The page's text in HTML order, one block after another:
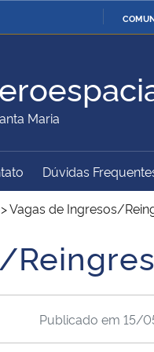
Ministério da Defesa
Ministério da Cidadania
Ministério do
Desenvolvimento Regional
Advocacia-Geral da União
Maria
Dúvidas
>Vagas de Ingresos/
Publicado em 15/